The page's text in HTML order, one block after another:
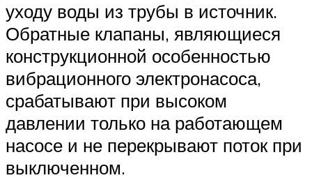
уходу воды из трубы в источник.
Обратные клапаны, являющиеся
конструкционной особенностью
вибрационного электронасоса,
срабатывают при высоком
давлении только на работающем
насосе и не перекрывают поток при
выключенном.